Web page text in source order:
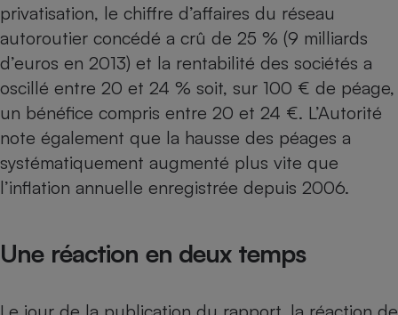
privatisation, le chiffre d’affaires du réseau
autoroutier concédé a crû de 25 % (9 milliards
d’euros en 2013) et la rentabilité des sociétés a
oscillé entre 20 et 24 % soit, sur 100 € de péage,
un bénéfice compris entre 20 et 24 €. L’Autorité
note également que la hausse des péages a
systématiquement augmenté plus vite que
l’inflation annuelle enregistrée depuis 2006.
Une réaction en deux temps
Lave-linge
Téléviseur
Téléphone mobile -
Radiateur électrique
Climatiseur -
Antimoustique